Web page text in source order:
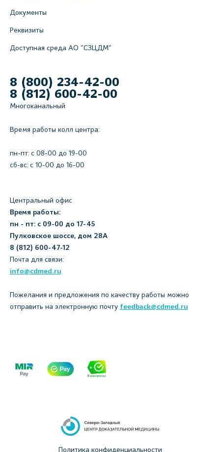
Документы
Реквизиты
Доступная среда АО "СЗЦДМ"
8 (800) 234-42-00
8 (812) 600-42-00
Многоканальный
Время работы колл центра:
пн-пт: c 08-00 до 19-00
сб-вс: с 10-00 до 16-00
Центральный офис
Время работы:
пн - пт: с 09-00 до 17-45
Пулковское шоссе, дом 28А
8 (812) 600-47-12
Почта для связи:
info@cdmed.ru
Пожелания и предложения по качеству работы можно
отправить на электронную почту feedback@cdmed.ru
Политика конфиденциальности